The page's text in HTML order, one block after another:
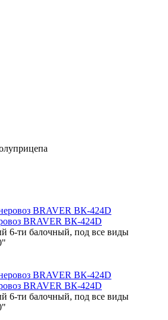
BRAVER BК-424D
6-ти балочный, под все виды
BRAVER BК-424D
6-ти балочный, под все виды